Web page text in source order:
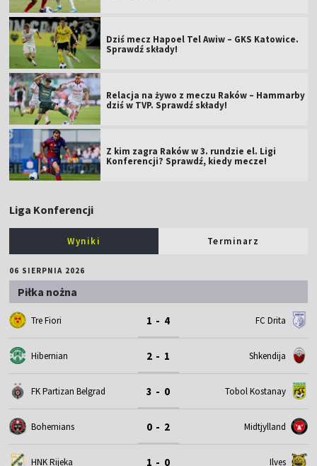
Dziś mecz Hapoel Tel Awiw – GKS Katowice.
Sprawdź składy!
Relacja na żywo z meczu Raków – Hammarby
dziś w TVP. Sprawdź składy!
Z kim zagra Raków w 3. rundzie el. Ligi
Konferencji? Sprawdź, kiedy mecze!
Liga Konferencji
Wyniki Terminarz
06 SIERPNIA 2026
Piłka nożna
Tre Fiori 1 - 4 FC Drita
Hibernian 2 - 1 Shkendija
FK Partizan Belgrad 3 - 0 Tobol Kostanay
Bohemians 0 - 2 Midtjylland
HNK Rijeka 1 - 0 Ilves